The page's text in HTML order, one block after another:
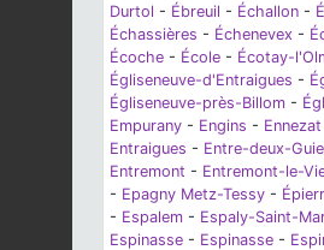
Durtol - Ébreuil - Échallon -
Échassières - Échenevex -
Écoche - École - Écotay-
Égliseneuve-d'Entraigues -
Égliseneuve-près-Billom -
Empurany - Engins - Ennezat
Entraigues - Entre-deux-
Entremont - Entremont-le-
- Epagny Metz-Tessy -
- Espalem - Espaly-Saint-
Espinasse - Espinasse -